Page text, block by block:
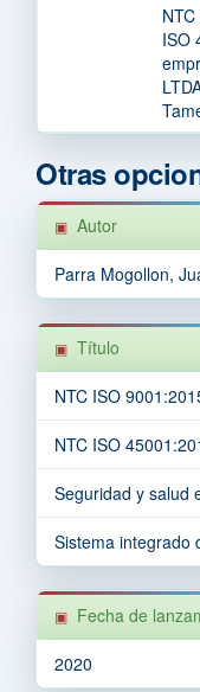
ISO
Otras
Autor
Parra Mogollon,
Título
NTC ISO
NTC ISO
Seguridad y salud
Sistema integrado
Fecha de
2020